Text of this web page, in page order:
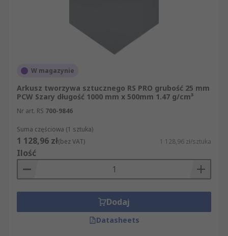
W magazynie
Arkusz tworzywa sztucznego RS PRO grubość 25 mm
PCW Szary długość 1000 mm x 500mm 1.47 g/cm³
Nr art. RS 700-9846
Suma częściowa (1 sztuka)
1 128,96 zł(bez VAT) 1 128,96 zł/sztuka
Ilość
Dodaj
Datasheets